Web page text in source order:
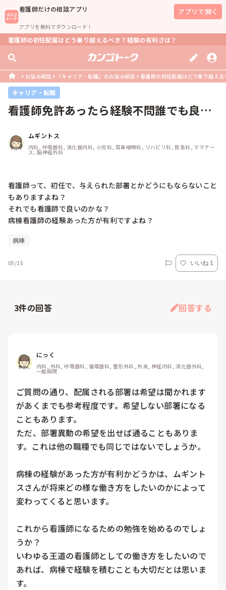
看護師だけの相談アプリ
アプリを無料でダウンロード！
アプリで開く
看護師の初任配属はどう乗り越えるべき？経験の有利さは？
お悩み相談 「キャリア・転職」のお悩み相談 看護師の初任配属はどう乗り越え
キャリア・転職
看護師免許あったら経験不問誰でも良い
ムギントス
内科, 呼吸器科, 消化器内科, 小児科, 耳鼻咽喉科, リハビリ科, 救急科, ママナー
ス, 脳神経外科
看護師って、初任で、与えられた部署とかどうにもならないこと
もありますよね？
それでも看護師で良いのかな？
病棟看護師の経験あった方が有利ですよね？
病棟
05/15 いいね 1
3件の回答 回答する
にっく
内科, 外科, 呼吸器科, 循環器科, 整形外科, 外来, 神経内科, 消化器外科,
一般病院
ご質問の通り、配属される部署は希望は聞かれます
があくまでも参考程度です。希望しない部署になる
こともあります。
ただ、部署異動の希望を出せば通ることもありま
す。これは他の職種でも同じではないでしょうか。
病棟の経験があった方が有利かどうかは、ムギント
スさんが将来どの様な働き方をしたいのかによって
変わってくると思います。
これから看護師になるための勉強を始めるのでしょ
うか？
いわゆる王道の看護師としての働き方をしたいので
あれば、病棟で経験を積むことも大切だとは思いま
す。